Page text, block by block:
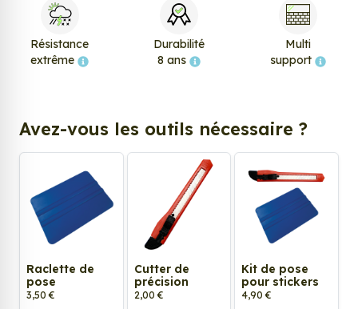
Résistance
extrême
Durabilité
8 ans
Multi
support
Avez-vous les outils nécessaire ?
Raclette de
pose
3,50 €
Cutter de
précision
2,00 €
Kit de pose
pour stickers
4,90 €